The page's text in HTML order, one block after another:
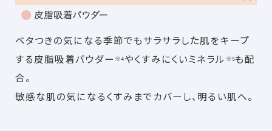
ベタつきの気になる季節でもサラサラした肌をキープ
する皮脂吸着パウダー ※4やくすみにくいミネラル ※5も配
合。
敏感な肌の気になるくすみまでカバーし、明るい肌へ。